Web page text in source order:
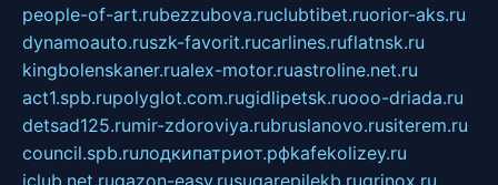
people-of-art.rubezzubova.ruclubtibet.ruorior-aks.ru
dynamoauto.ruszk-favorit.rucarlines.ruflatnsk.ru
kingbolenskaner.rualex-motor.ruastroline.net.ru
act1.spb.rupolyglot.com.rugidlipetsk.ruooo-driada.ru
detsad125.rumir-zdoroviya.rubruslanovo.rusiterem.ru
council.spb.ruлодкипатриот.рфkafekolizey.ru